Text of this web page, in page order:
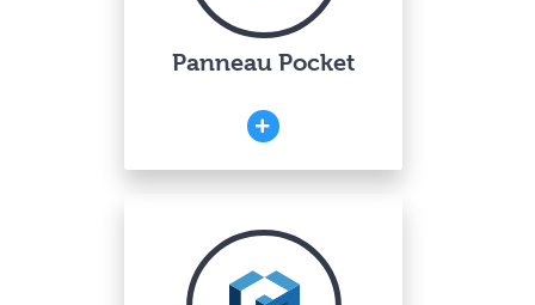
Panneau Pocket